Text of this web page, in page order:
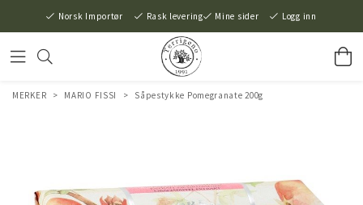
Norsk Importør Rask levering Mine sider Logg inn
MERKER > MARIO FISSI > Såpestykke Pomegranate 200g